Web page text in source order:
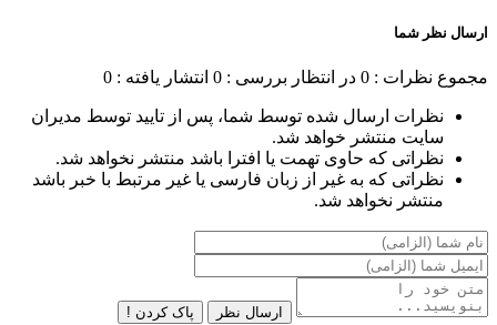
ارسال نظر شما
مجموع نظرات : 0 در انتظار بررسی : 0 انتشار یافته : 0
نظرات ارسال شده توسط شما، پس از تایید توسط مدیران
سایت منتشر خواهد شد.
نظراتی که حاوی تهمت یا افترا باشد منتشر نخواهد شد.
نظراتی که به غیر از زبان فارسی یا غیر مرتبط با خبر باشد
منتشر نخواهد شد.
ارسال نظر پاک کردن !